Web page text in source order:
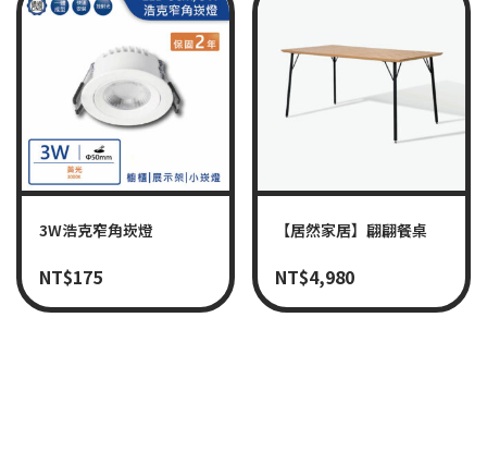
3W浩克窄角崁燈
NT$175
【居然家居】翩翩餐桌
NT$4,980